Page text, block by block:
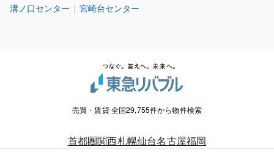
溝ノ口センター 宮崎台センター
売買・賃貸 全国29,755件から物件検索
首都圏関西札幌仙台名古屋福岡